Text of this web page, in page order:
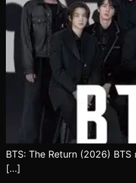
BTS: The Return (2026)
[…]